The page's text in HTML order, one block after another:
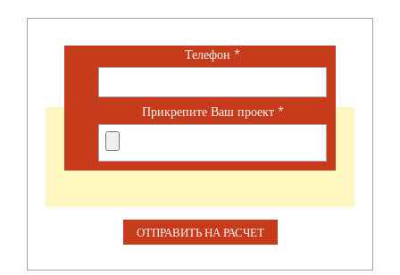
Телефон *
Прикрепите Ваш проект *